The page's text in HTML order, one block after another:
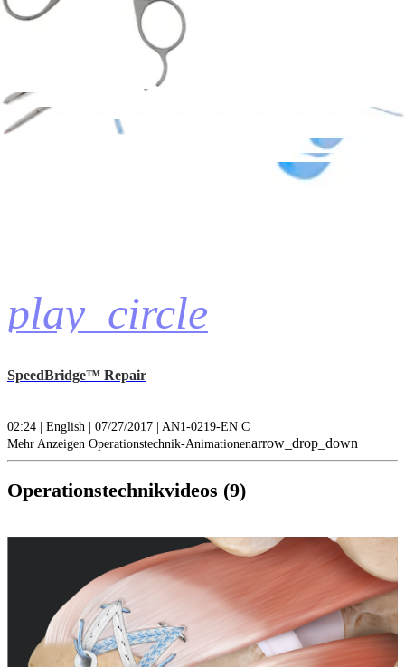
Superior Capsular Reconstruction With ArthroFLEX®
Dermal Allograft
03:52 | English | 03/13/2019 | AN1-00530-en-US A
play_circle
hide_image
SpeedBridge™ Repair
02:24 | English | 07/27/2017 | AN1-0219-EN C
Mehr Anzeigen Operationstechnik-Animationenarrow_drop_down
Operationstechnikvideos (9)